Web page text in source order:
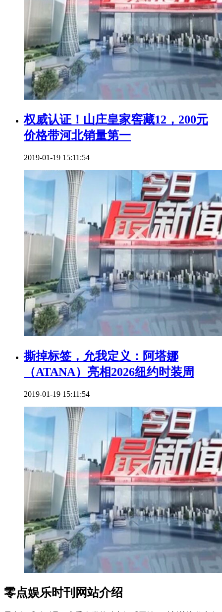
权威认证！山庄皇家窖藏12，200元
价格带河北销量第一
2019-01-19 15:11:54
撕掉标签，允我定义：阿塔娜
（ATANA）亮相2026纽约时装周
2019-01-19 15:11:54
零点娱乐时刊网站介绍